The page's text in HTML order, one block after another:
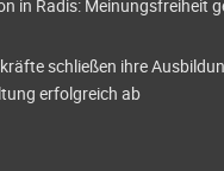
in Radis: Meinungsfreiheit
schließen ihre
erfolgreich ab